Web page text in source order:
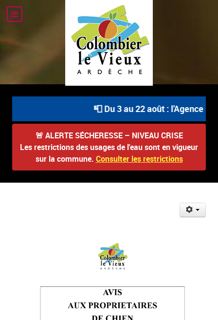
📮 Du 3 au 22 août : l'Agence
🚨 ALERTE SÉCHERESSE – NIVEAU CRISE
Les restrictions des usages de l'eau sont en vigueur
sur la commune. Consulter les restrictions